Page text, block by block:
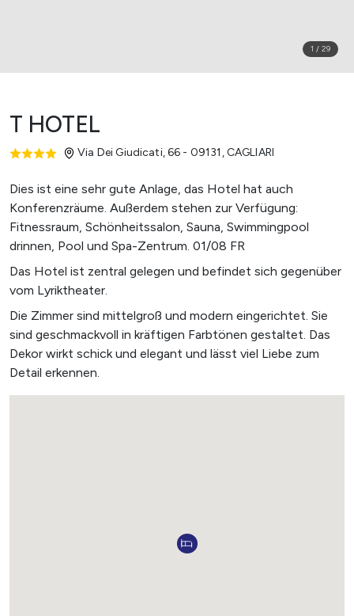
1 / 29
T HOTEL
Via Dei Giudicati, 66 - 09131 , CAGLIARI
Dies ist eine sehr gute Anlage, das Hotel hat auch
Konferenzräume. Außerdem stehen zur Verfügung:
Fitnessraum, Schönheitssalon, Sauna, Swimmingpool
drinnen, Pool und Spa-Zentrum. 01/08 FR
Das Hotel ist zentral gelegen und befindet sich gegenüber
vom Lyriktheater.
Die Zimmer sind mittelgroß und modern eingerichtet. Sie
sind geschmackvoll in kräftigen Farbtönen gestaltet. Das
Dekor wirkt schick und elegant und lässt viel Liebe zum
Detail erkennen.